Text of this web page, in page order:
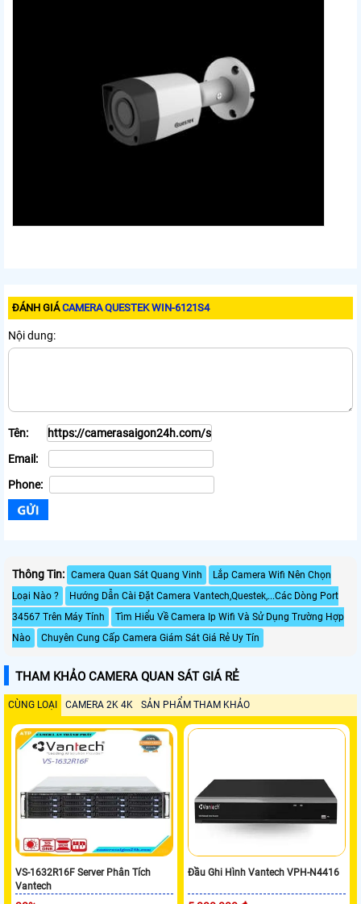
ĐÁNH GIÁCAMERA QUESTEK WIN-6121S4
Nội dung:
Tên:
Email:
Phone:
Thông Tin: Camera Quan Sát Quang Vinh
Lắp Camera Wifi Nên Chọn
Loại Nào ?
Hướng Dẫn Cài Đặt Camera Vantech,Questek,...Các Dòng Port
34567 Trên Máy Tính
Tìm Hiểu Về Camera Ip Wifi Và Sử Dụng Trường Hợp
Nào
Chuyên Cung Cấp Camera Giám Sát Giá Rẻ Uy Tín
THAM KHẢO CAMERA QUAN SÁT GIÁ RẺ
CÙNG LOẠI CAMERA 2K 4K SẢN PHẨM THAM KHẢO
VS-1632R16F Server Phân Tích
Vantech
Đầu Ghi Hình Vantech VPH-N4416